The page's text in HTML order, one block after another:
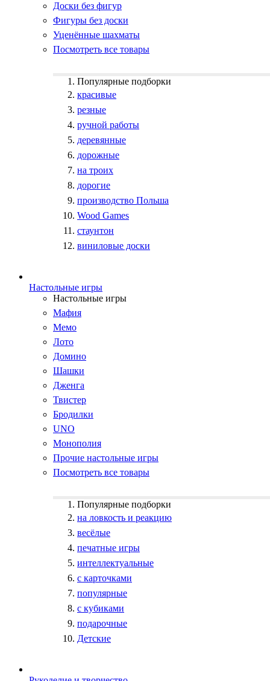
Доски без фигур
Фигуры без доски
Уценённые шахматы
Посмотреть все товары
Популярные подборки
красивые
резные
ручной работы
деревянные
дорожные
на троих
дорогие
производство Польша
Wood Games
стаунтон
виниловые доски
Настольные игры
Настольные игры
Мафия
Мемо
Лото
Домино
Шашки
Дженга
Твистер
Бродилки
UNO
Монополия
Прочие настольные игры
Посмотреть все товары
Популярные подборки
на ловкость и реакцию
весёлые
печатные игры
интеллектуальные
с карточками
популярные
с кубиками
подарочные
Детские